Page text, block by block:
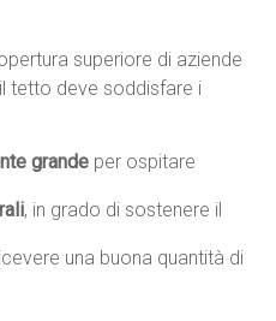
superiore di aziende
tetto deve soddisfare i
grande per ospitare
, in grado di sostenere il
una buona quantità di